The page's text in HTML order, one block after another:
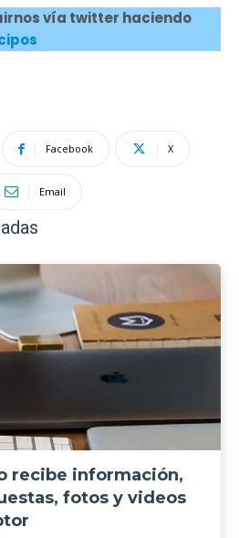
vía twitter haciendo
Facebook X
Email
recibe información,
fotos y videos